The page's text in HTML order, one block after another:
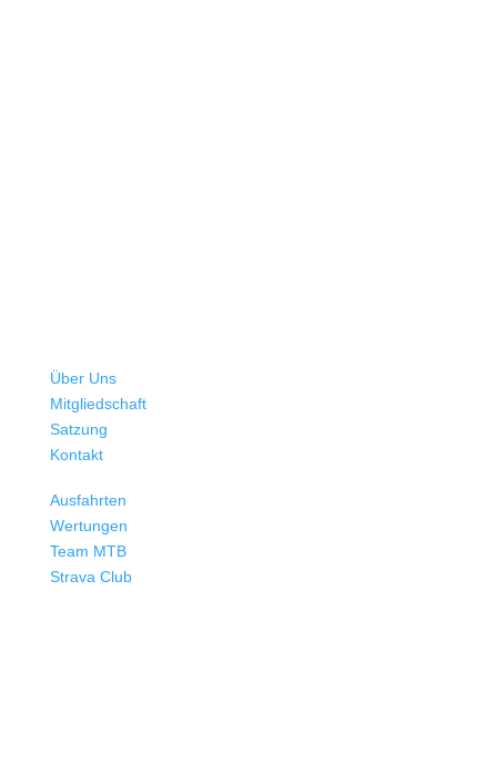
Über Uns
Mitgliedschaft
Satzung
Kontakt
Ausfahrten
Wertungen
Team MTB
Strava Club